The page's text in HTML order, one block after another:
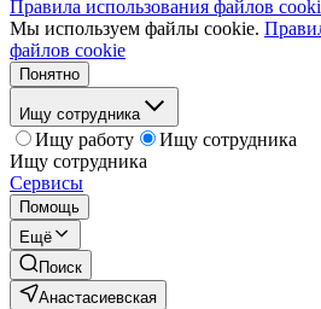
Правила использования файлов
Мы используем файлы cookie.
файлов cookie
Понятно
Ищу сотрудника
Ищу работу
Ищу сотрудника
Ищу сотрудника
Сервисы
Помощь
Ещё
Поиск
Анастасиевская